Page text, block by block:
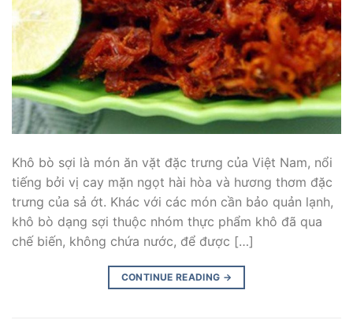
Khô bò sợi là món ăn vặt đặc trưng của Việt Nam, nổi
tiếng bởi vị cay mặn ngọt hài hòa và hương thơm đặc
trưng của sả ớt. Khác với các món cần bảo quản lạnh,
khô bò dạng sợi thuộc nhóm thực phẩm khô đã qua
chế biến, không chứa nước, để được […]
CONTINUE READING →